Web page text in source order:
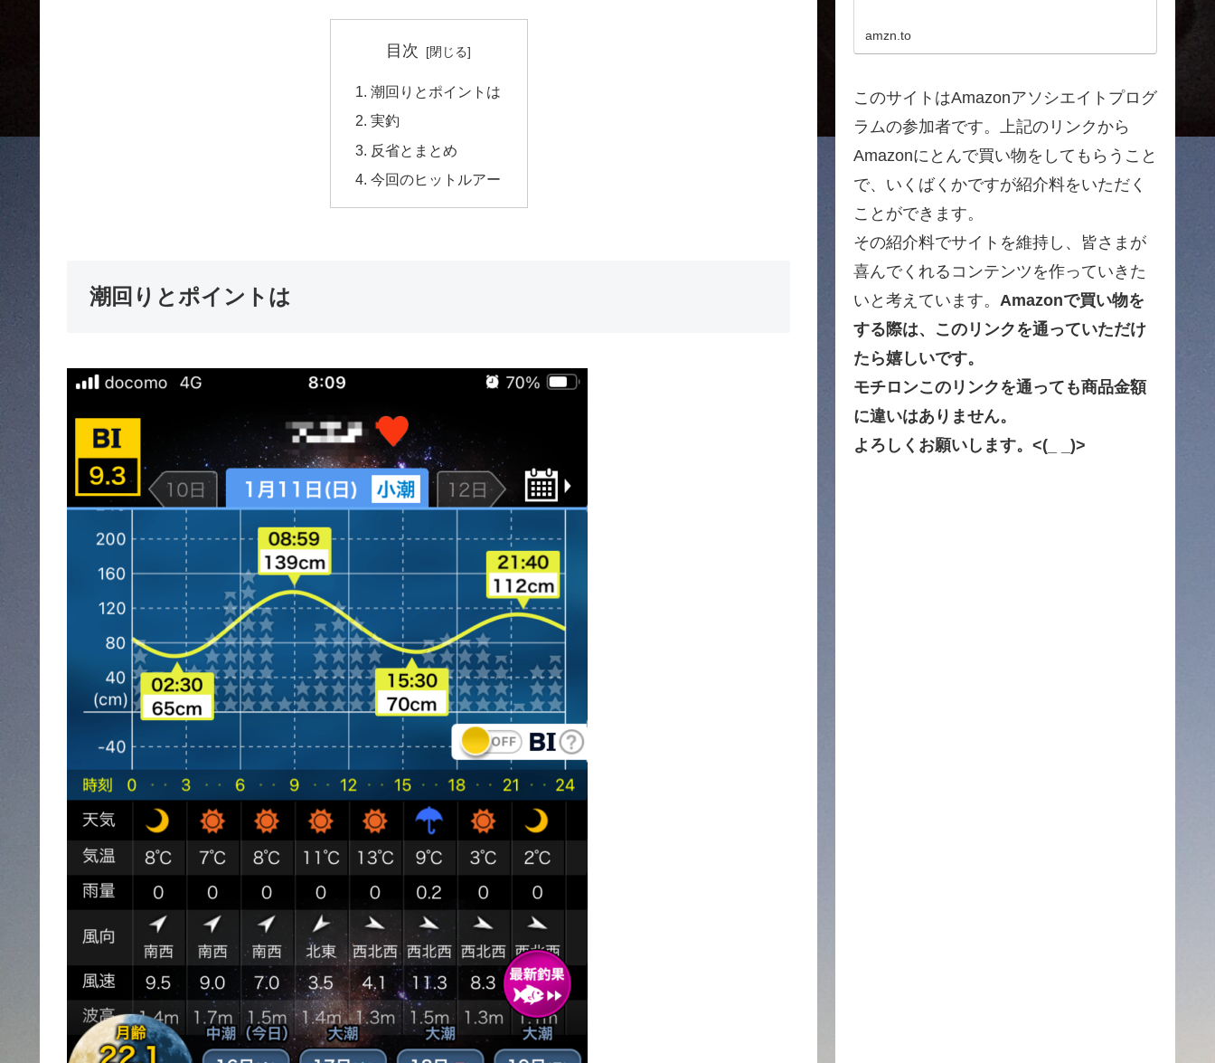
目次
潮回りとポイントは
実釣
反省とまとめ
今回のヒットルアー
潮回りとポイントは
amzn.to
このサイトはAmazonアソシエイトプログ
ラムの参加者です。上記のリンクから
Amazonにとんで買い物をしてもらうこと
で、いくばくかですが紹介料をいただく
ことができます。
その紹介料でサイトを維持し、皆さまが
喜んでくれるコンテンツを作っていきた
いと考えています。 Amazonで買い物を
する際は、このリンクを通っていただけ
たら嬉しいです。
モチロンこのリンクを通っても商品金額
に違いはありません。
よろしくお願いします。<(_ _)>